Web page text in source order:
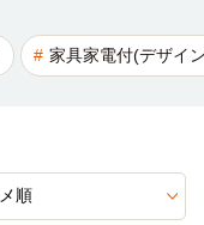
家具家電付(デザイ